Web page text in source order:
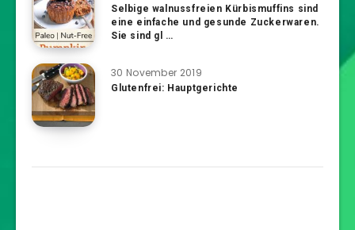
Selbige walnussfreien Kürbismuffins sind
eine einfache und gesunde Zuckerwaren.
Sie sind gl …
30 November 2019
Glutenfrei: Hauptgerichte